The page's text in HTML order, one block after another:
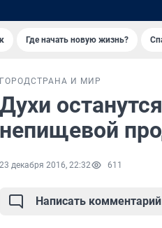
Где начать новую жизнь?
ГОРОДСТРАНА И МИР
Духи
непищевой
23 декабря 2016, 22:32 611
Написать комментарий